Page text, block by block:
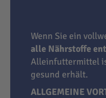
Wenn Sie ein
alle Nährstoffe
Alleinfuttermittel
gesund erhält.
ALLGEMEINE